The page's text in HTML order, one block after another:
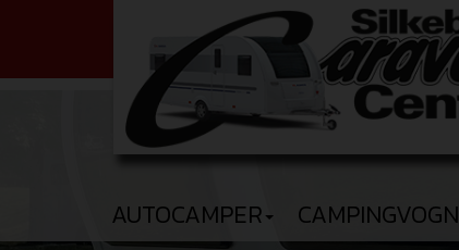
AUTOCAMPER CAMPINGVOGN